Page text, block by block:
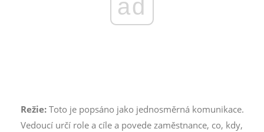
ad
Režie: Toto je popsáno jako jednosměrná komunikace.
Vedoucí určí role a cíle a povede zaměstnance, co, kdy,